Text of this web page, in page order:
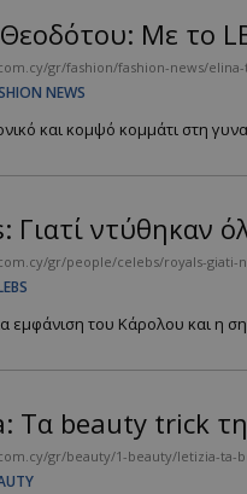
Θεοδότου: Με το
gr/fashion/fashion-news/
NEWS
και κομψό κομμάτι στη
Γιατί ντύθηκαν
gr/people/celebs/royals-giati-
εμφάνιση του Κάρολου και η
Τα beauty trick
gr/beauty/1-beauty/letizia-ta-